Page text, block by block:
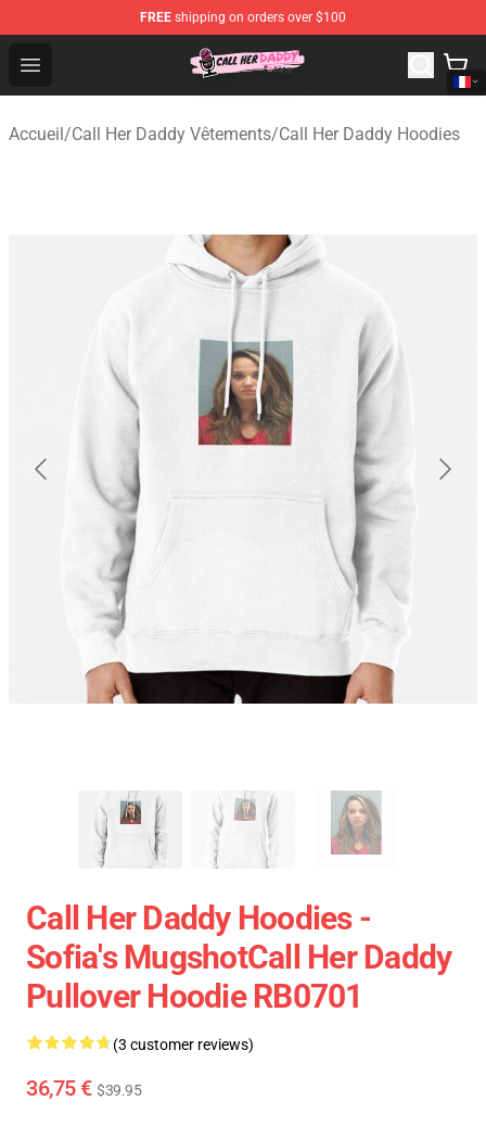
FREE shipping on orders over $100
Open menu
Call Her Daddy Store - Official Call Her Daddy
Accueil/Call Her Daddy Vêtements/Call Her Daddy Hoodies
Call Her Daddy Hoodies -
Sofia's MugshotCall Her Daddy
Pullover Hoodie RB0701
(3 customer reviews)
36,75 € $39.95